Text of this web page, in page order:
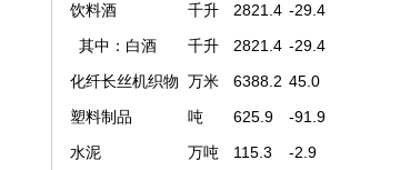
饮料酒
千升 2821.4 -29.4
其中：白酒
千升 2821.4 -29.4
化纤长丝机织物 万米 6388.2 45.0
塑料制品
吨 625.9
-91.9
水泥
万吨 115.3
-2.9